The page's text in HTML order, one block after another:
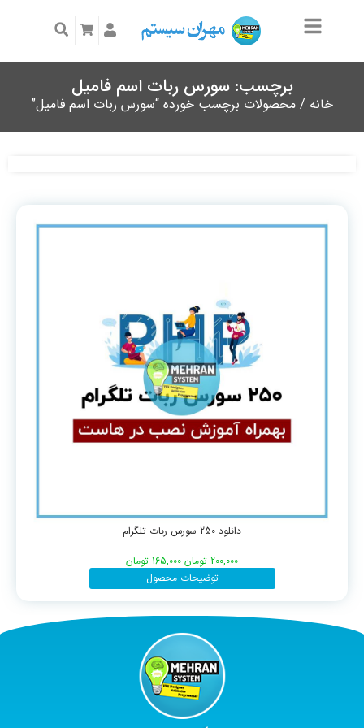
برچسب: سورس ربات اسم فامیل
خانه / محصولات برچسب خورده “سورس ربات اسم فامیل”
دانلود 250 سورس ربات تلگرام
200,000 تومان 165,000 تومان
توضیحات محصول